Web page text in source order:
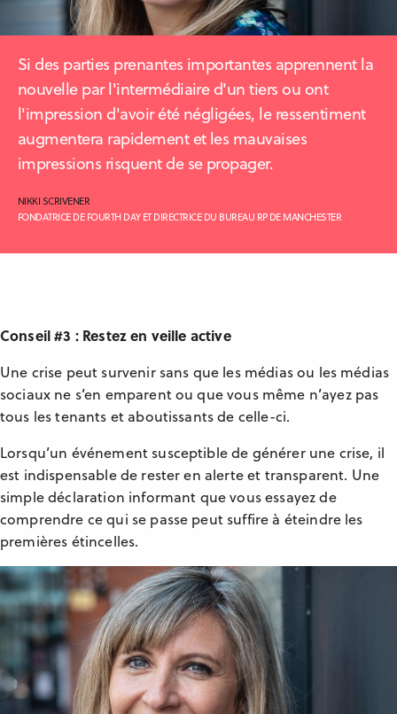
Si des parties prenantes importantes apprennent la
nouvelle par l'intermédiaire d'un tiers ou ont
l'impression d'avoir été négligées, le ressentiment
augmentera rapidement et les mauvaises
impressions risquent de se propager.
NIKKI SCRIVENER
FONDATRICE DE FOURTH DAY ET DIRECTRICE DU BUREAU RP DE MANCHESTER
Conseil #3 : Restez en veille active
Une crise peut survenir sans que les médias ou les médias
sociaux ne s’en emparent ou que vous même n’ayez pas
tous les tenants et aboutissants de celle-ci.
Lorsqu’un événement susceptible de générer une crise, il
est indispensable de rester en alerte et transparent. Une
simple déclaration informant que vous essayez de
comprendre ce qui se passe peut suffire à éteindre les
premières étincelles.